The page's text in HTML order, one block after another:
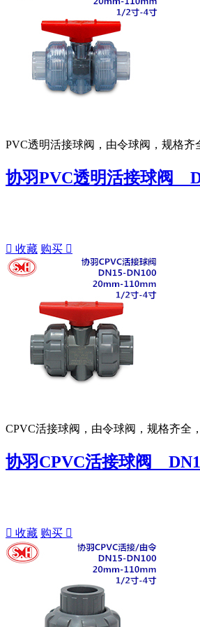
PVC透明活接球阀，由令球阀，规格
协羽PVC透明活接球阀
 收藏 购买 
CPVC活接球阀，由令球阀，规格齐全
协羽CPVC活接球阀
 收藏 购买 